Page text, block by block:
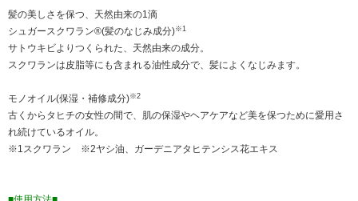
髪の美しさを保つ、天然由来の1滴
シュガースクワラン®(髪のなじみ成分)※1
サトウキビよりつくられた、天然由来の成分。
スクワランは皮脂等にも含まれる油性成分で、髪によくなじみます。
モノオイル(保湿・補修成分)※2
古くからタヒチの女性の間で、肌の保湿やヘアケアなど美を保つために愛用さ
れ続けているオイル。
※1スクワラン ※2ヤシ油、ガーデニアタヒテンシス花エキス